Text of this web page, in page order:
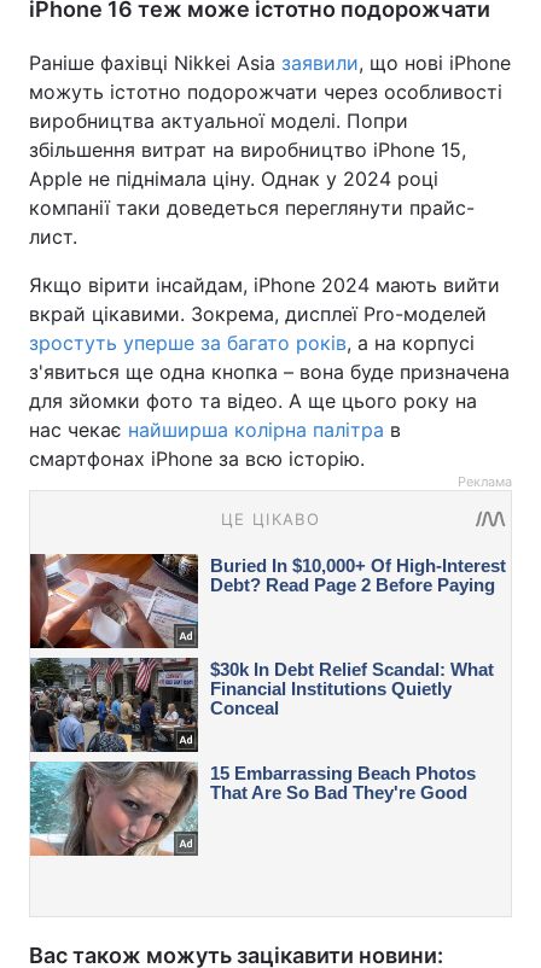
iPhone 16 теж може істотно подорожчати
Раніше фахівці Nikkei Asia заявили, що нові iPhone
можуть істотно подорожчати через особливості
виробництва актуальної моделі. Попри
збільшення витрат на виробництво iPhone 15,
Apple не піднімала ціну. Однак у 2024 році
компанії таки доведеться переглянути прайс-
лист.
Якщо вірити інсайдам, iPhone 2024 мають вийти
вкрай цікавими. Зокрема, дисплеї Pro-моделей
зростуть уперше за багато років, а на корпусі
з'явиться ще одна кнопка – вона буде призначена
для зйомки фото та відео. А ще цього року на
нас чекає найширша колірна палітра в
смартфонах iPhone за всю історію.
Реклама
Вас також можуть зацікавити новини: